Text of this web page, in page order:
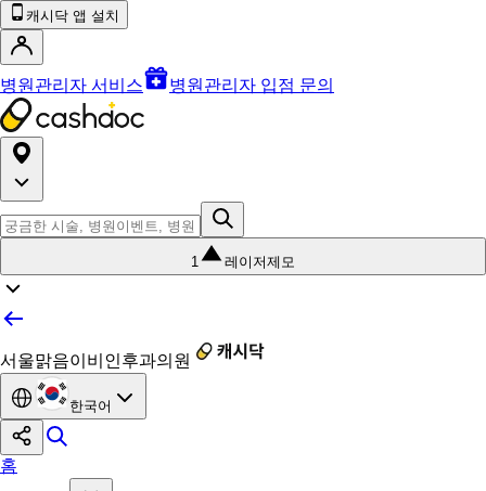
캐시닥 앱 설치
병원관리자 서비스 병원관리자 입점 문의
1 레이저제모
서울맑음이비인후과의원
한국어
홈